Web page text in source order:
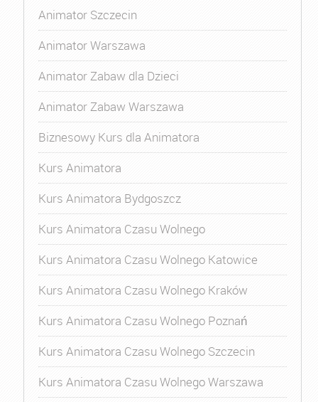
Animator Szczecin
Animator Warszawa
Animator Zabaw dla Dzieci
Animator Zabaw Warszawa
Biznesowy Kurs dla Animatora
Kurs Animatora
Kurs Animatora Bydgoszcz
Kurs Animatora Czasu Wolnego
Kurs Animatora Czasu Wolnego Katowice
Kurs Animatora Czasu Wolnego Kraków
Kurs Animatora Czasu Wolnego Poznań
Kurs Animatora Czasu Wolnego Szczecin
Kurs Animatora Czasu Wolnego Warszawa